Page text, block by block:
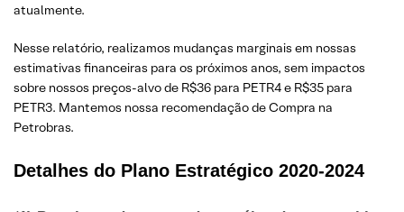
atualmente.
Nesse relatório, realizamos mudanças marginais em nossas
estimativas financeiras para os próximos anos, sem impactos
sobre nossos preços-alvo de R$36 para PETR4 e R$35 para
PETR3. Mantemos nossa recomendação de Compra na
Petrobras.
Detalhes do Plano Estratégico 2020-2024